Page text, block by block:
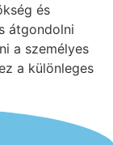
és
átgondolni
a személyes
a különleges